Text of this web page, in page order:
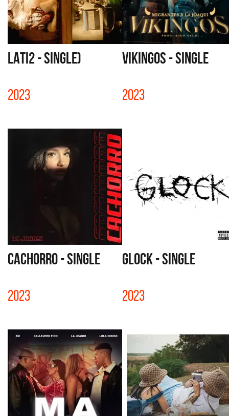
LATI2 - SINGLE)
2023
VIKINGOS - SINGLE
2023
CACHORRO - SINGLE
2023
GLOCK - SINGLE
2023